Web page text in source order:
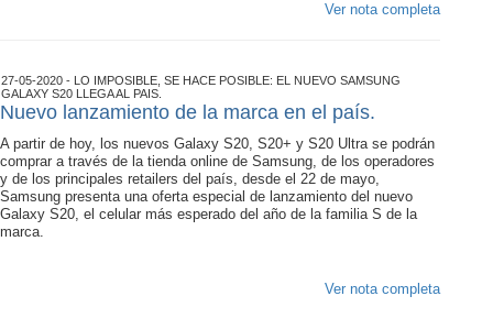
Ver nota completa
27-05-2020 - LO IMPOSIBLE, SE HACE POSIBLE: EL NUEVO SAMSUNG
GALAXY S20 LLEGA AL PAIS.
Nuevo lanzamiento de la marca en el país.
A partir de hoy, los nuevos Galaxy S20, S20+ y S20 Ultra se podrán
comprar a través de la tienda online de Samsung, de los operadores
y de los principales retailers del país, desde el 22 de mayo,
Samsung presenta una oferta especial de lanzamiento del nuevo
Galaxy S20, el celular más esperado del año de la familia S de la
marca.
Ver nota completa